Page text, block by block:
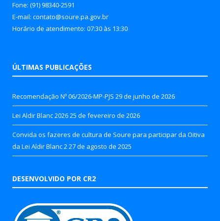
Fone: (91) 98340-2591
E-mail: contato@soure.pa.gov.br
Horário de atendimento: 07:30 às 13:30
ÚLTIMAS PUBLICAÇÕES
Recomendação Nº 06/2026-MP-PJS 29 de junho de 2026
Lei Aldir Blanc 202625 de fevereiro de 2026
Convida os fazeres de cultura de Soure para participar da Oitiva
da Lei Aldir Blanc 227 de agosto de 2025
DESENVOLVIDO POR CR2